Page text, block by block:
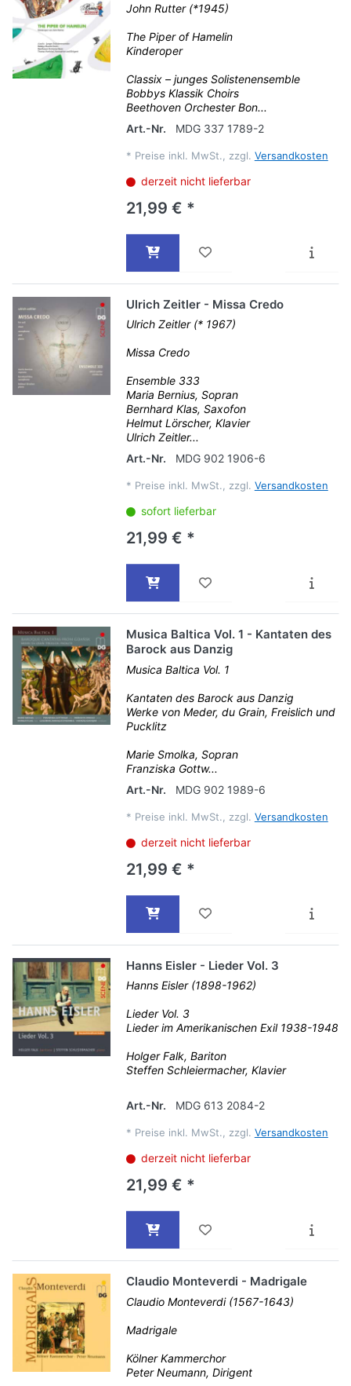
John Rutter (*1945)
The Piper of Hamelin
Kinderoper
Classix – junges Solistenensemble
Bobbys Klassik Choirs
Beethoven Orchester Bon...
Art.-Nr.
MDG 337 1789-2
* Preise inkl. MwSt., zzgl. Versandkosten
derzeit nicht lieferbar
21,99 € *
Ulrich Zeitler - Missa Credo
Ulrich Zeitler (* 1967)
Missa Credo
Ensemble 333
Maria Bernius, Sopran
Bernhard Klas, Saxofon
Helmut Lörscher, Klavier
Ulrich Zeitler...
Art.-Nr.
MDG 902 1906-6
* Preise inkl. MwSt., zzgl. Versandkosten
sofort lieferbar
21,99 € *
Musica Baltica Vol. 1 - Kantaten des
Barock aus Danzig
Musica Baltica Vol. 1
Kantaten des Barock aus Danzig
Werke von Meder, du Grain, Freislich und
Pucklitz
Marie Smolka, Sopran
Franziska Gottw...
Art.-Nr.
MDG 902 1989-6
* Preise inkl. MwSt., zzgl. Versandkosten
derzeit nicht lieferbar
21,99 € *
Hanns Eisler - Lieder Vol. 3
Hanns Eisler (1898-1962)
Lieder Vol. 3
Lieder im Amerikanischen Exil 1938-1948
Holger Falk, Bariton
Steffen Schleiermacher, Klavier
Art.-Nr. MDG 613 2084-2
* Preise inkl. MwSt., zzgl. Versandkosten
derzeit nicht lieferbar
21,99 € *
Claudio Monteverdi - Madrigale
Claudio Monteverdi (1567-1643)
Madrigale
Kölner Kammerchor
Peter Neumann, Dirigent